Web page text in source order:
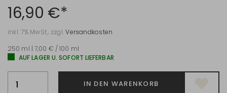
16,90 €*
inkl. 7% MwSt., zzgl.Versandkosten
250 ml | 7,00 € / 100 ml
AUF LAGER U. SOFORT LIEFERBAR
IN DEN WARENKORB